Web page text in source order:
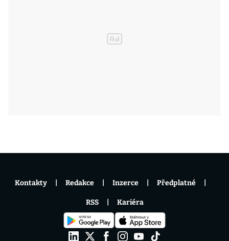
Kontakty Redakce Inzerce Předplatné
RSS Kariéra